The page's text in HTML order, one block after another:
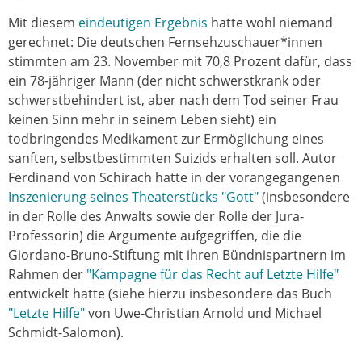
Mit diesem eindeutigen Ergebnis hatte wohl niemand
gerechnet: Die deutschen Fernsehzuschauer*innen
stimmten am 23. November mit 70,8 Prozent dafür, dass
ein 78-jähriger Mann (der nicht schwerstkrank oder
schwerstbehindert ist, aber nach dem Tod seiner Frau
keinen Sinn mehr in seinem Leben sieht) ein
todbringendes Medikament zur Ermöglichung eines
sanften, selbstbestimmten Suizids erhalten soll. Autor
Ferdinand von Schirach hatte in der vorangegangenen
Inszenierung seines Theaterstücks "Gott"(insbesondere
in der Rolle des Anwalts sowie der Rolle der Jura-
Professorin) die Argumente aufgegriffen, die die
Giordano-Bruno-Stiftung mit ihren Bündnispartnern im
Rahmen der "Kampagne für das Recht auf Letzte Hilfe"
entwickelt hatte (siehe hierzu insbesondere das Buch
"Letzte Hilfe"von Uwe-Christian Arnold und Michael
Schmidt-Salomon).